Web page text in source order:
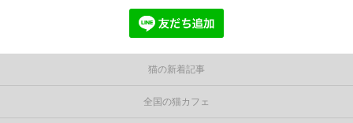
猫の新着記事
全国の猫カフェ